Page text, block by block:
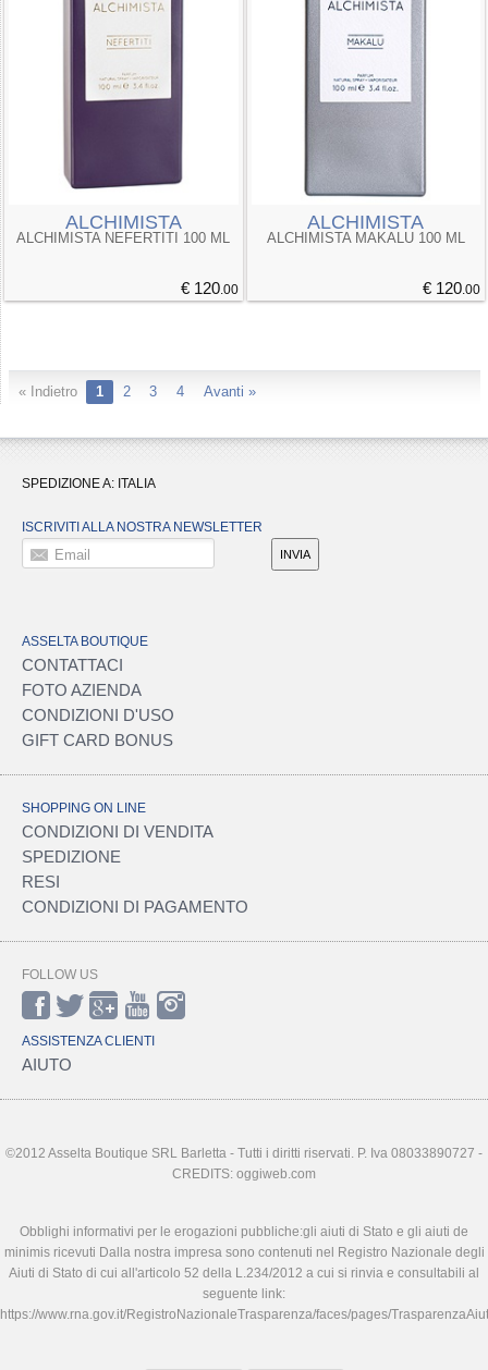
ALCHIMISTA
ALCHIMISTA NEFERTITI 100 ML
€ 120.00
ALCHIMISTA
ALCHIMISTA MAKALU 100 ML
€ 120 .00
« Indietro 1 2 3 4 Avanti »
SPEDIZIONE A: ITALIA
ISCRIVITI ALLA NOSTRA NEWSLETTER
Email INVIA
ASSELTA BOUTIQUE
CONTATTACI
FOTO AZIENDA
CONDIZIONI D'USO
GIFT CARD BONUS
SHOPPING ON LINE
CONDIZIONI DI VENDITA
SPEDIZIONE
RESI
CONDIZIONI DI PAGAMENTO
FOLLOW US
ASSISTENZA CLIENTI
AIUTO
©2012 Asselta Boutique SRL Barletta - Tutti i diritti riservati. P. Iva 08033890727 -
CREDITS: oggiweb.com
Obblighi informativi per le erogazioni pubbliche:gli aiuti di Stato e gli aiuti de
minimis ricevuti Dalla nostra impresa sono contenuti nel Registro Nazionale degli
Aiuti di Stato di cui all'articolo 52 della L.234/2012 a cui si rinvia e consultabili al
seguente link:
https://www.rna.gov.it/RegistroNazionaleTrasparenza/faces/pages/